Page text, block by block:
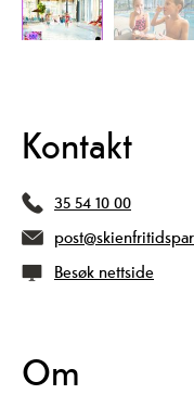
Kontakt
35 54 10 00
Besøk nettside
Om